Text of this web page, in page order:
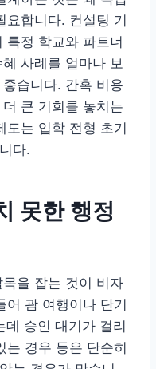
요합니다. 컨설팅 기
특정 학교와 파트너
사례를 얼마나 보
습니다. 간혹 비용
큰 기회를 놓치는
도는 입학 전형 초기
다.
못한 행정
을 잡는 것이 비자
어 괌 여행이나 단기
데 승인 대기가 걸리
는 경우 등은 단순히